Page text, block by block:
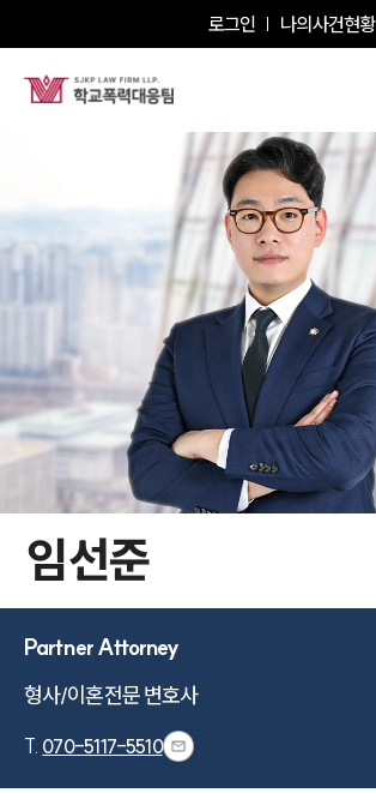
로그인 나의사건현황
임선준Partner Attorney
임선준
Partner Attorney
형사/이혼전문 변호사
T. 070-5117-5510